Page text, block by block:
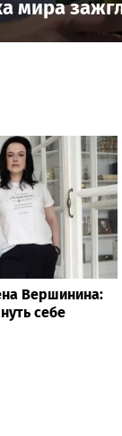
мира
Вершинина:
себе